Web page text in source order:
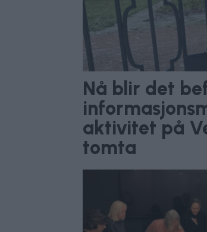
Nå blir det
aktivitet på
tomta